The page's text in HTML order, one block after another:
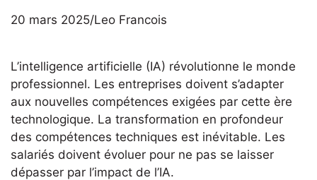
20 mars 2025/Leo Francois
L’intelligence artificielle (IA) révolutionne le monde
professionnel. Les entreprises doivent s’adapter
aux nouvelles compétences exigées par cette ère
technologique. La transformation en profondeur
des compétences techniques est inévitable. Les
salariés doivent évoluer pour ne pas se laisser
dépasser par l’impact de l’IA.